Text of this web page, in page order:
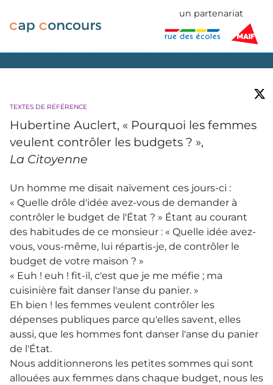
un partenariat
TEXTES DE RÉFÉRENCE
Hubertine Auclert, « Pourquoi les femmes
veulent contrôler les budgets ? »,
La Citoyenne
Un homme me disait naïvement ces jours-ci :
« Quelle drôle d'idée avez-vous de demander à
contrôler le budget de l'État ? » Étant au courant
des habitudes de ce monsieur : « Quelle idée avez-
vous, vous-même, lui répartis-je, de contrôler le
budget de votre maison ? »
« Euh ! euh ! fit-il, c'est que je me méfie ; ma
cuisinière fait danser l'anse du panier. »
Eh bien ! les femmes veulent contrôler les
dépenses publiques parce qu'elles savent, elles
aussi, que les hommes font danser l'anse du panier
de l'État.
Nous additionnerons les petites sommes qui sont
allouées aux femmes dans chaque budget, nous les